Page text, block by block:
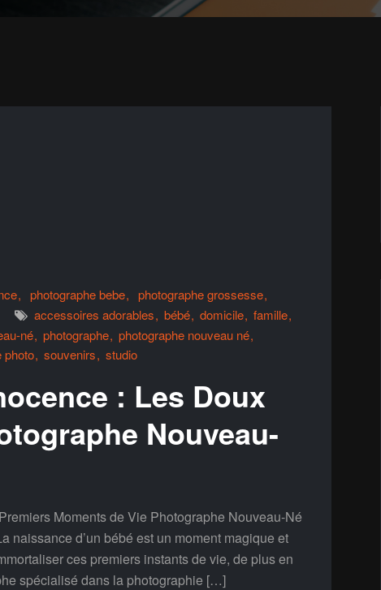
photographe bebe
photographe grossesse
accessoires adorables bébé domicile famille
né photographe photographe nouveau né
photo souvenirs studio
: Les Doux
Nouveau-
Moments de Vie Photographe Nouveau-Né
naissance d’un bébé est un moment magique et
ces premiers instants de vie, de plus en
spécialisé dans la photographie […]